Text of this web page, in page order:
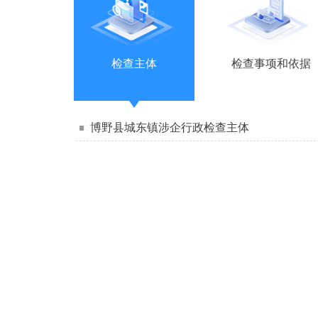
检查主体 检查事项和依据
博野县城东镇涉企行政检查主体